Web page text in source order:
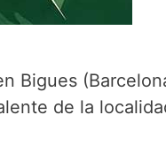
Bigues
de la